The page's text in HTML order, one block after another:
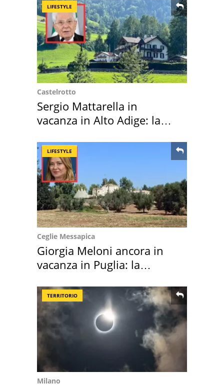
LIFESTYLE
Castelrotto
Sergio Mattarella in
vacanza in Alto Adige: la
LIFESTYLE
Ceglie Messapica
Giorgia Meloni ancora in
vacanza in Puglia: la
TERRITORIO
Milano